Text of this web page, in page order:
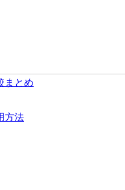
まとめ
方法